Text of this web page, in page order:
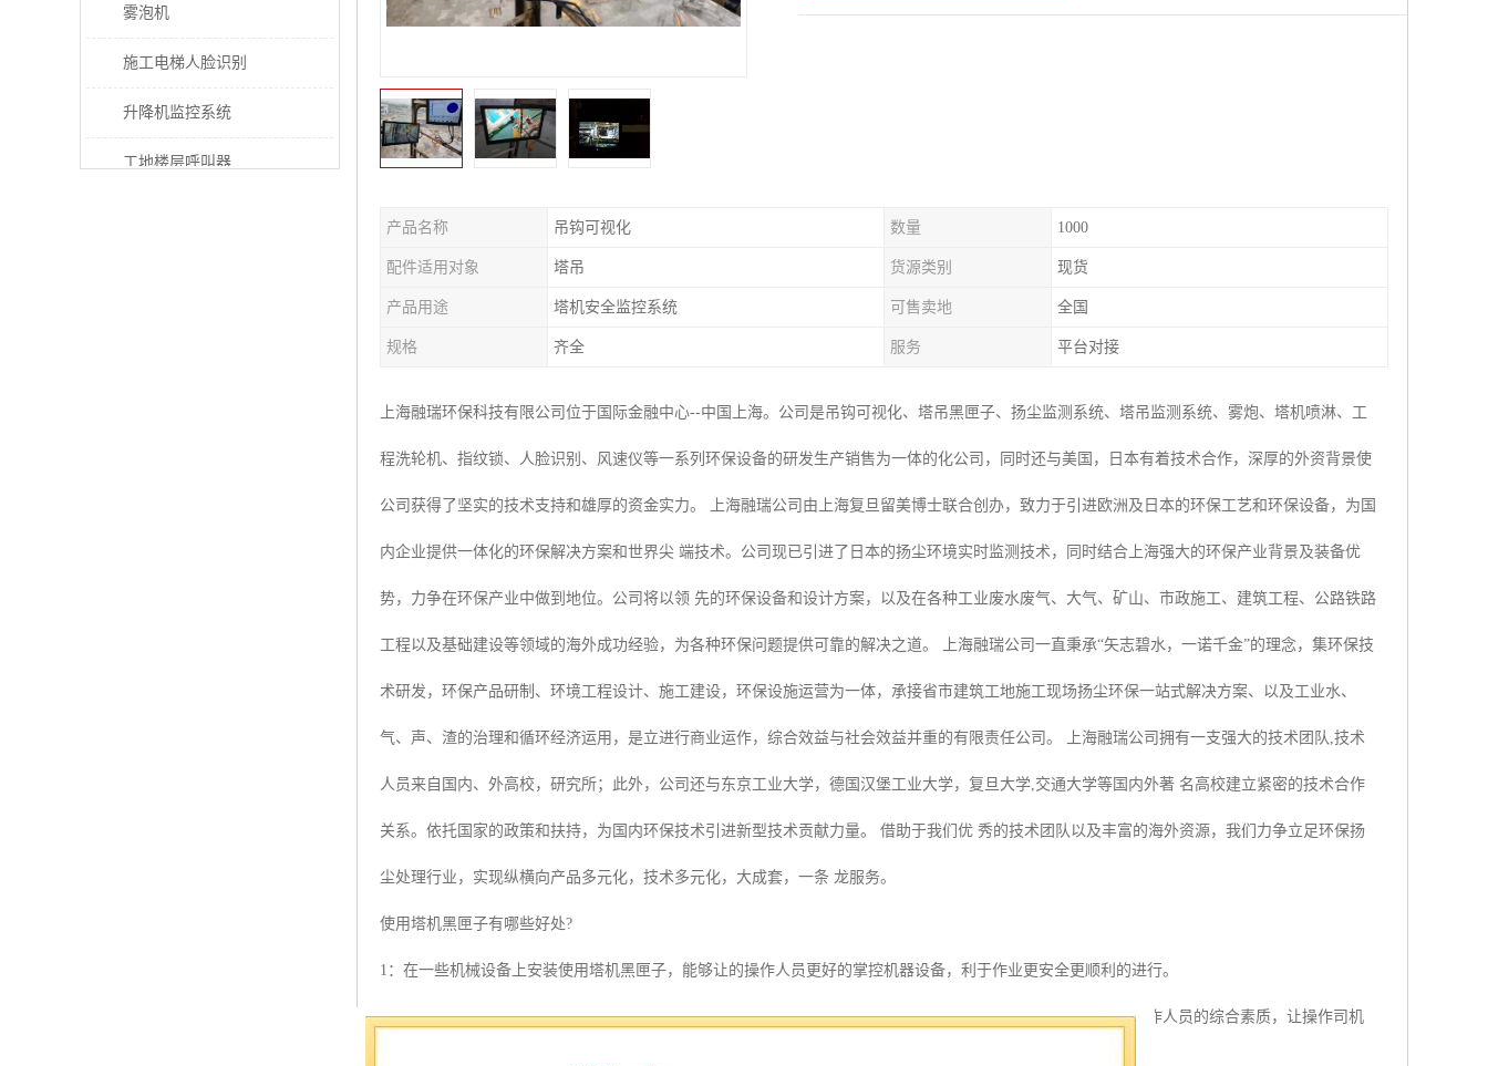
雾泡机
施工电梯人脸识别
升降机监控系统
工地楼层呼叫器
产品名称 吊钩可视化 数量 1000
配件适用对象 塔吊 货源类别 现货
产品用途 塔机安全监控系统 可售卖地 全国
规格 齐全 服务 平台对接
上海融瑞环保科技有限公司位于国际金融中心--中国上海。公司是吊钩可视化、塔吊黑匣子、扬尘监测系统、塔吊监测系统、雾炮、塔机喷淋、工
程洗轮机、指纹锁、人脸识别、风速仪等一系列环保设备的研发生产销售为一体的化公司，同时还与美国，日本有着技术合作，深厚的外资背景使
公司获得了坚实的技术支持和雄厚的资金实力。 上海融瑞公司由上海复旦留美博士联合创办，致力于引进欧洲及日本的环保工艺和环保设备，为国
内企业提供一体化的环保解决方案和世界尖 端技术。公司现已引进了日本的扬尘环境实时监测技术，同时结合上海强大的环保产业背景及装备优
势，力争在环保产业中做到地位。公司将以领 先的环保设备和设计方案，以及在各种工业废水废气、大气、矿山、市政施工、建筑工程、公路铁路
工程以及基础建设等领域的海外成功经验，为各种环保问题提供可靠的解决之道。 上海融瑞公司一直秉承“矢志碧水，一诺千金”的理念，集环保技
术研发，环保产品研制、环境工程设计、施工建设，环保设施运营为一体，承接省市建筑工地施工现场扬尘环保一站式解决方案、以及工业水、
气、声、渣的治理和循环经济运用，是立进行商业运作，综合效益与社会效益并重的有限责任公司。 上海融瑞公司拥有一支强大的技术团队,技术
人员来自国内、外高校，研究所；此外，公司还与东京工业大学，德国汉堡工业大学，复旦大学,交通大学等国内外著 名高校建立紧密的技术合作
关系。依托国家的政策和扶持，为国内环保技术引进新型技术贡献力量。 借助于我们优 秀的技术团队以及丰富的海外资源，我们力争立足环保扬
尘处理行业，实现纵横向产品多元化，技术多元化，大成套，一条 龙服务。
使用塔机黑匣子有哪些好处?
1：在一些机械设备上安装使用塔机黑匣子，能够让的操作人员更好的掌控机器设备，利于作业更安全更顺利的进行。
2：使用塔机黑匣子可以很好地对操作司机一些具体实践操作进行监测管理，更利于职业操作的一些规范，提高操作人员的综合素质，让操作司机